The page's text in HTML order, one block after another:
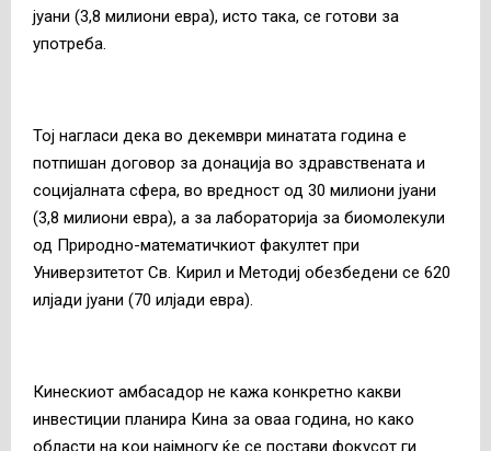
јуани (3,8 милиони евра), исто така, се готови за
употреба.
Тој нагласи дека во декември минатата година е
потпишан договор за донација во здравствената и
социјалната сфера, во вредност од 30 милиони јуани
(3,8 милиони евра), а за лабораторија за биомолекули
од Природно-математичкиот факултет при
Универзитетот Св. Кирил и Методиј обезбедени се 620
илјади јуани (70 илјади евра).
Кинескиот амбасадор не кажа конкретно какви
инвестиции планира Кина за оваа година, но како
области на кои најмногу ќе се постави фокусот ги